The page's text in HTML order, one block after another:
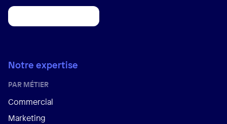
Notre expertise
PAR MÉTIER
Commercial
Marketing